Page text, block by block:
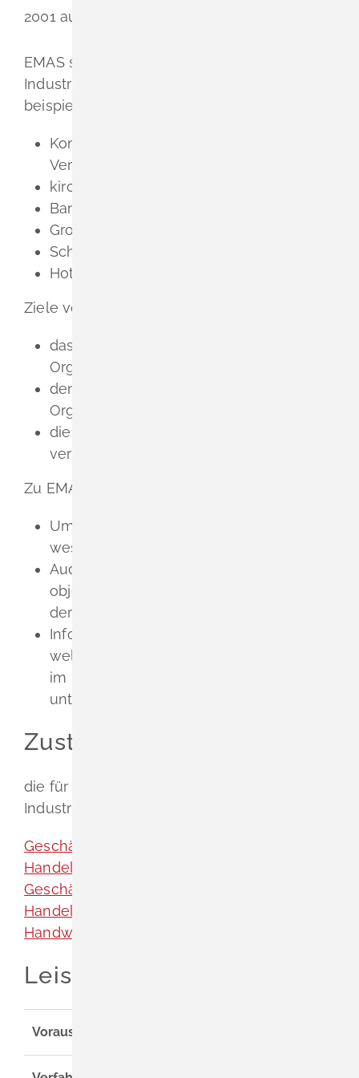
2001 auch bei EMAS der ISO 14001.
EMAS steht nicht nur der verarbeitenden
Industrie offen.
beispielsweise:
Kommunen und andere öffentliche
Verwaltungen
kirchliche Einrichtungen
Banken
Groß- und Einzelhandelsunternehmen
Schulen und Hochschulen
Hotels und Gaststätten
Ziele von EMAS sind:
das Umweltbewusstsein in der
Organisation zu stärken,
den Umweltschutz zu einem Teil der
Organisationspolitik zu machen und
die Umweltleistung ständig zu
verbessern.
Zu EMAS gehören unter anderem:
Umweltprüfungen: Ermittlung der
wesentlichen Umweltauswirkungen
Audits: regelmäßige, systematische und
objektive Bewertung des Systems und
der erbrachten Umweltleistung
Information der Öffentlichkeit darüber,
welche Anstrengungen die Organisation
im Bereich des Umweltschutzes
unternimmt
Zuständige Stelle
die für Ihre Organisation zuständige
Industrie- und Handelskammer (IHK)
Geschäftsstelle Konstanz [Industrie- und
Handelskammer Hochrhein-Bodensee]
Geschäftsstelle Schopfheim [Industrie- und
Handelskammer Hochrhein-Bodensee]
Handwerkskammer Freiburg
Leistungsdetails
Voraussetzungen